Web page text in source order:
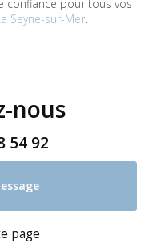
confiance pour tous vos
Seyne-sur-Mer.
nous
54 92
page